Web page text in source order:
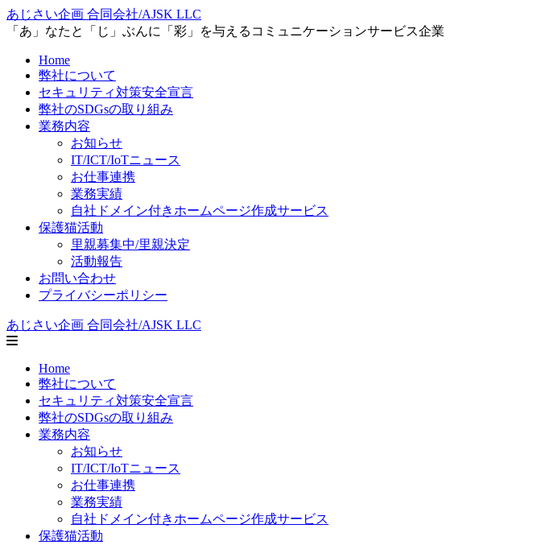
あじさい企画 合同会社/AJSK LLC
「あ」なたと「じ」ぶんに「彩」を与えるコミュニケーションサービス企業
Home
弊社について
セキュリティ対策安全宣言
弊社のSDGsの取り組み
業務内容
お知らせ
IT/ICT/IoTニュース
お仕事連携
業務実績
自社ドメイン付きホームページ作成サービス
保護猫活動
里親募集中/里親決定
活動報告
お問い合わせ
プライバシーポリシー
あじさい企画 合同会社/AJSK LLC
Home
弊社について
セキュリティ対策安全宣言
弊社のSDGsの取り組み
業務内容
お知らせ
IT/ICT/IoTニュース
お仕事連携
業務実績
自社ドメイン付きホームページ作成サービス
保護猫活動